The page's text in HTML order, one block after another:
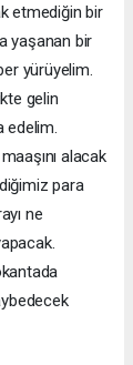
etmediğin bir
yaşanan bir
yürüyelim.
gelin
edelim.
alacak
para
ne